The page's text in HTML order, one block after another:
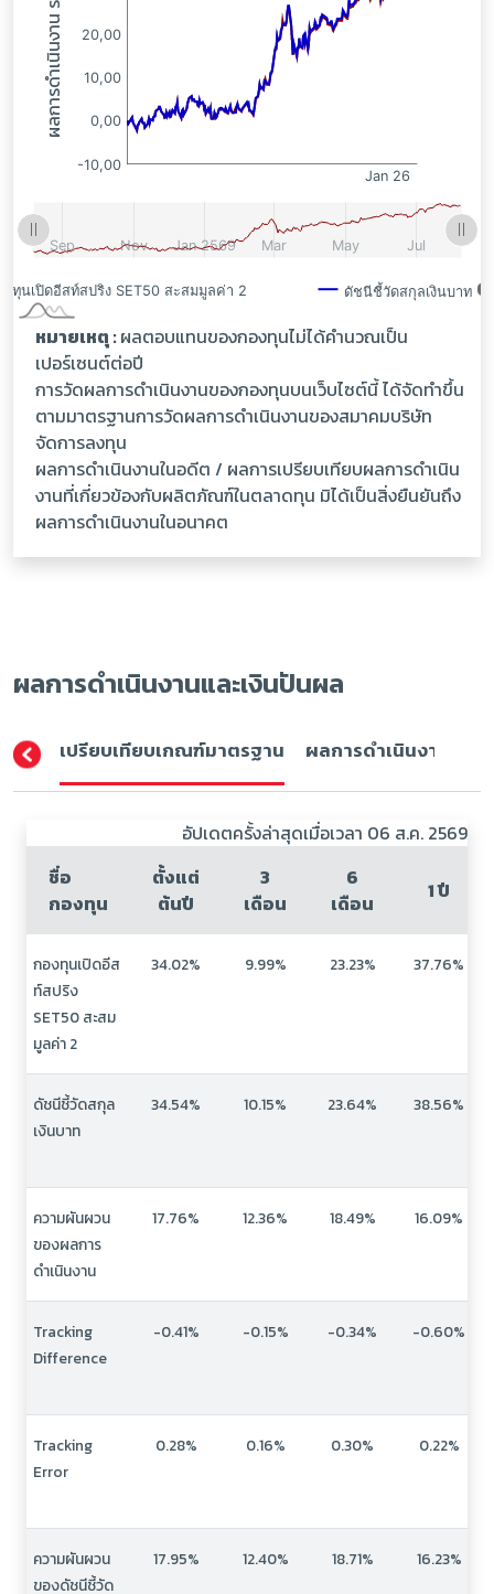
หมายเหตุ :ผลตอบแทนของกองทุนไม่ได้คำนวณเป็น
เปอร์เซนต์ต่อปี
การวัดผลการดำเนินงานของกองทุนบนเว็บไซต์นี้ ได้จัดทำขึ้น
ตามมาตรฐานการวัดผลการดำเนินงานของสมาคมบริษัท
จัดการลงทุน
ผลการดำเนินงานในอดีต / ผลการเปรียบเทียบผลการดำเนิน
งานที่เกี่ยวข้องกับผลิตภัณฑ์ในตลาดทุน มิได้เป็นสิ่งยืนยันถึง
ผลการดำเนินงานในอนาคต
ผลการดำเนินงานและเงินปันผล
เปรียบเทียบเกณฑ์มาตรฐาน ผลการดำเนินงาน (ปี
อัปเดตครั้งล่าสุดเมื่อเวลา 06 ส.ค. 2569
ชื่อ
กองทุน
ตั้งแต่
ต้นปี
3
เดือน
6
เดือน
1 ปี
กองทุนเปิดอีส
ท์สปริง
SET50 สะสม
มูลค่า 2
34.02% 9.99% 23.23% 37.76%
ดัชนีชี้วัดสกุล
เงินบาท
34.54% 10.15% 23.64% 38.56%
ความผันผวน
ของผลการ
ดำเนินงาน
17.76% 12.36% 18.49% 16.09%
Tracking
Difference
-0.41% -0.15% -0.34% -0.60%
Tracking
Error
0.28% 0.16% 0.30% 0.22%
ความผันผวน
ของดัชนีชี้วัด
17.95% 12.40% 18.71% 16.23%